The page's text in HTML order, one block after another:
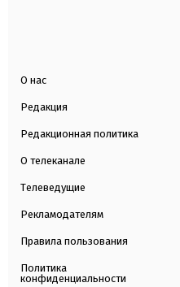
О нас
Редакция
Редакционная политика
О телеканале
Телеведущие
Рекламодателям
Правила пользования
Политика
конфиденциальности